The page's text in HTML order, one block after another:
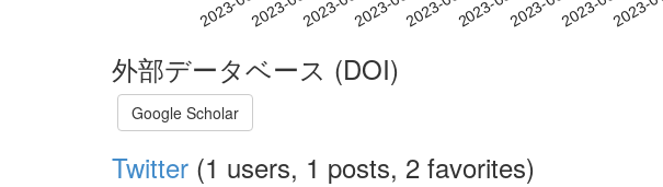
外部データベース (DOI)
Google Scholar
Twitter (1 users, 1 posts, 2 favorites)